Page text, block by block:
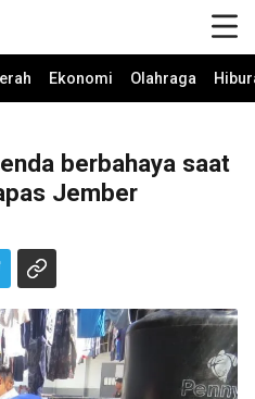
Ekonomi Olahraga
berbahaya saat
Jember